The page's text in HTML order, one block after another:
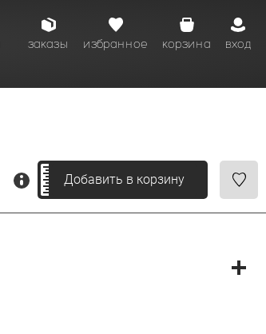
вход
корзина
избранное
заказы
Добавить в корзину